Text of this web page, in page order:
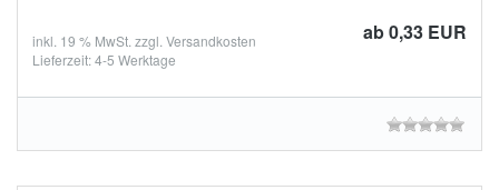
ab 0,33 EUR
inkl. 19 % MwSt. zzgl. Versandkosten
Lieferzeit: 4-5 Werktage